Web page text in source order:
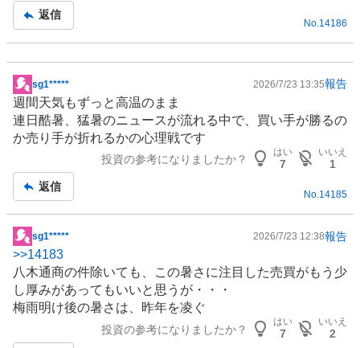
返信
No. 14186
掲
示
板
記
sg1***** 2026/7/23 13:35報告
週間天気もずっと高温のまま
連日酷暑、 猛暑のニュースが流れる中で、買い手が勝るの
か売り手が折れるかの心理戦です
投資の参考になりましたか？
はい
7
いいえ
1
返信
No.14185
掲
示
板
記
事
sg1***** 2026/7/23 12:38報告
>>14183
八木通商の件除いても、この暑さに注目した売買がもう少
し厚みがあってもいいと思うが・・・
梅雨明け後の暑さは、昨年を凌ぐ
投資の参考になりましたか？
はい
7
いいえ
2